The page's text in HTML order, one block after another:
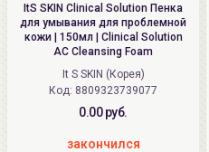
ItS SKIN Clinical Solution Пенка
для умывания для проблемной
кожи | 150мл | Clinical Solution
AC Cleansing Foam
It S SKIN (Корея)
Код: 8809323739077
0.00 руб.
закончился